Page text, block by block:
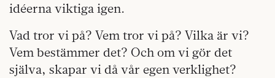
idéerna viktiga igen.
Vad tror vi på? Vem tror vi på? Vilka är vi?
Vem bestämmer det? Och om vi gör det
själva, skapar vi då vår egen verklighet?